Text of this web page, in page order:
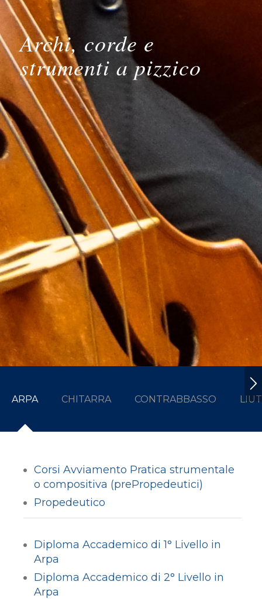
Archi, corde e
strumenti a pizzico
ARPA CHITARRA CONTRABBASSO
Corsi Avviamento Pratica strumentale
o compositiva (prePropedeutici)
Propedeutico
Diploma Accademico di 1° Livello in
Arpa
Diploma Accademico di 2° Livello in
Arpa